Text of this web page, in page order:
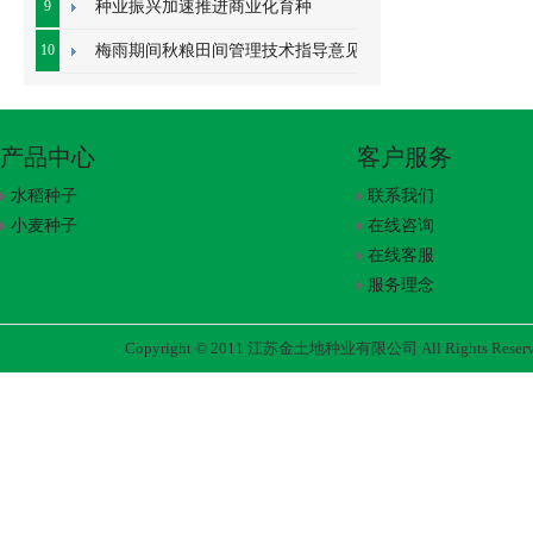
9 种业振兴加速推进商业化育种
10 梅雨期间秋粮田间管理技术指导意见
产品中心
水稻种子
小麦种子
客户服务
联系我们
在线咨询
在线客服
服务理念
Copyright © 2011 江苏金土地种业有限公司 All Rights